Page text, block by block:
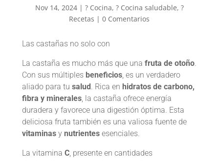
Nov 14, 2024| ? Cocina, ? Cocina saludable, ?
Recetas |0 Comentarios
Las castañas no solo con
La castaña es mucho más que una fruta de otoño.
Con sus múltiples beneficios, es un verdadero
aliado para tu salud. Rica en hidratos de carbono,
fibra y minerales, la castaña ofrece energía
duradera y favorece una digestión óptima. Esta
deliciosa fruta también es una valiosa fuente de
vitaminasy nutrientesesenciales.
La vitamina C, presente en cantidades